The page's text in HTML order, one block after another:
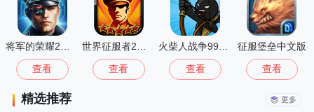
将军的荣耀2最新版
查看
世界征服者2无限勋章
查看
火柴人战争999999钻999999金币最新版(StickWar:Legacy)
查看
征服堡垒中文版
查看
精选推荐 更多